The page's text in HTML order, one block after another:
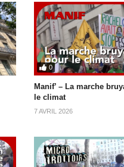
0
Manif’ – La marche
le climat
7 AVRIL 2026